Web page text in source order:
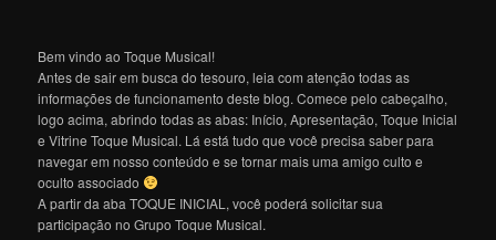
Bem vindo ao Toque Musical!
Antes de sair em busca do tesouro, leia com atenção todas as
informações de funcionamento deste blog. Comece pelo cabeçalho,
logo acima, abrindo todas as abas: Início, Apresentação, Toque Inicial
e Vitrine Toque Musical. Lá está tudo que você precisa saber para
navegar em nosso conteúdo e se tornar mais uma amigo culto e
oculto associado
A partir da aba TOQUE INICIAL, você poderá solicitar sua
participação no Grupo Toque Musical.